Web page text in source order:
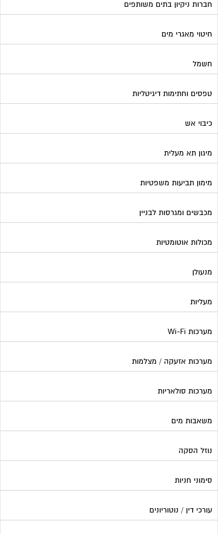
חברות ניקיון בתים משותפים
חיטוי מאגרי מים
חשמל
טפסים וחתימות דיגיטליות
כיבוי אש
מיגון תא מעלית
מימון תביעות משפטיות
מכבשים ומגרסות לבניין
מכולות אוטומטיות
מנעולן
מעליות
מערכות Wi-Fi
מערכות אזעקה / מצלמות
מערכות סולאריות
משאבות מים
נוזל הסקה
סימוני חניות
עורכי דין / נוטוריונים